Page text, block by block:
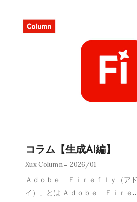
コラム【生成AI編】
Xux Column 2026/01
Ａｄｏｂｅ Ｆｉｒｅｆｌｙ（ア
イ）」とは Ａｄｏｂｅ Ｆｉｒｅ